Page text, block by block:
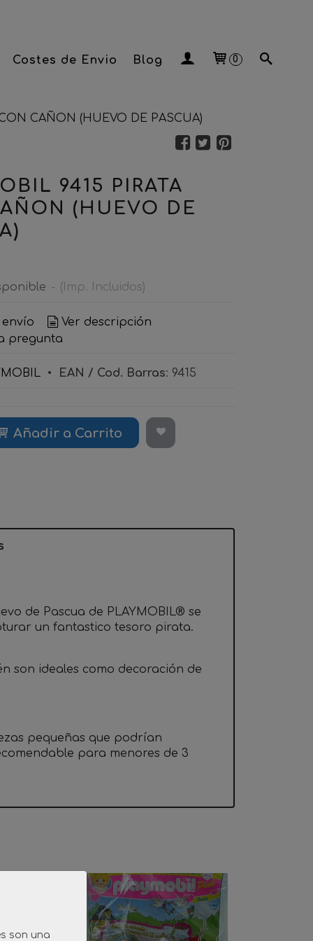
Costes de Envio Blog 0
CAÑON (HUEVO DE PASCUA)
9415 PIRATA
(HUEVO DE
- (Imp. Incluidos)
envío
Ver descripción
pregunta
• EAN / Cod. Barras: 9415
Añadir a Carrito
de Pascua de PLAYMOBIL® se
un fantastico tesoro pirata.
son ideales como decoración de
pequeñas que podrían
para menores de 3
son una